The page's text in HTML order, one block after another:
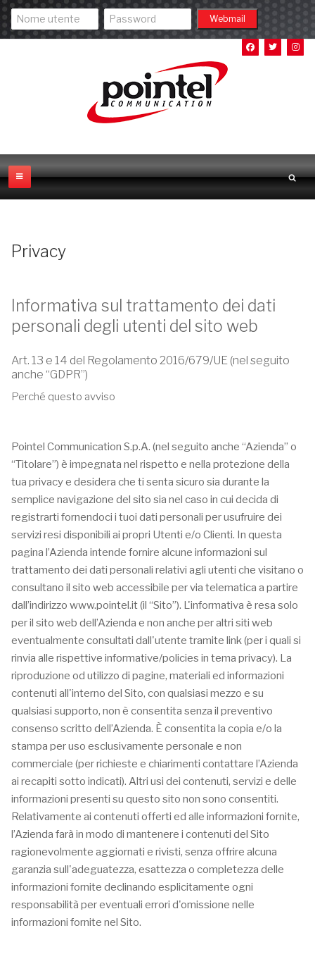
Privacy
Informativa sul trattamento dei dati
personali degli utenti del sito web
Art. 13 e 14 del Regolamento 2016/679/UE (nel seguito
anche “GDPR”)
Perché questo avviso
Pointel Communication S.p.A. (nel seguito anche “Azienda” o
“Titolare”) è impegnata nel rispetto e nella protezione della
tua privacy e desidera che ti senta sicuro sia durante la
semplice navigazione del sito sia nel caso in cui decida di
registrarti fornendoci i tuoi dati personali per usufruire dei
servizi resi disponibili ai propri Utenti e/o Clienti. In questa
pagina l’Azienda intende fornire alcune informazioni sul
trattamento dei dati personali relativi agli utenti che visitano o
consultano il sito web accessibile per via telematica a partire
dall’indirizzo www.pointel.it (il “Sito”). L'informativa è resa solo
per il sito web dell’Azienda e non anche per altri siti web
eventualmente consultati dall'utente tramite link (per i quali si
rinvia alle rispettive informative/policies in tema privacy). La
riproduzione od utilizzo di pagine, materiali ed informazioni
contenuti all'interno del Sito, con qualsiasi mezzo e su
qualsiasi supporto, non è consentita senza il preventivo
consenso scritto dell’Azienda. È consentita la copia e/o la
stampa per uso esclusivamente personale e non
commerciale (per richieste e chiarimenti contattare l’Azienda
ai recapiti sotto indicati). Altri usi dei contenuti, servizi e delle
informazioni presenti su questo sito non sono consentiti.
Relativamente ai contenuti offerti ed alle informazioni fornite,
l’Azienda farà in modo di mantenere i contenuti del Sito
ragionevolmente aggiornati e rivisti, senza offrire alcuna
garanzia sull'adeguatezza, esattezza o completezza delle
informazioni fornite declinando esplicitamente ogni
responsabilità per eventuali errori d'omissione nelle
informazioni fornite nel Sito.